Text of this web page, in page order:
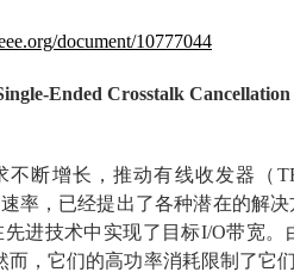
document/10777044
Ended Crosstalk
不断增长，推动有线收发器（
率，已经提出了各种潜在的解
进技术中实现了目标I/O带宽
，它们的高功率消耗限制了它